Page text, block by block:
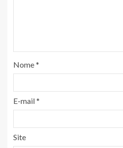
Nome*
E-mail*
Site